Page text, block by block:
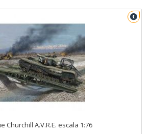
Churchill A.V.R.E. escala 1:76